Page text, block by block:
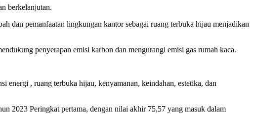
berkelanjutan.
dan pemanfaatan lingkungan kantor sebagai ruang terbuka hijau menjadikan
penyerapan emisi karbon dan mengurangi emisi gas rumah kaca.
, ruang terbuka hijau, kenyamanan, keindahan, estetika, dan
2023 Peringkat pertama, dengan nilai akhir 75,57 yang masuk dalam